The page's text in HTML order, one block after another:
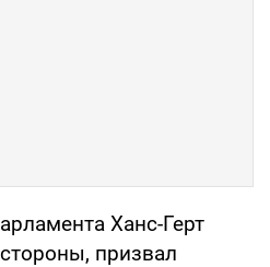
Ханс-Герт
призвал